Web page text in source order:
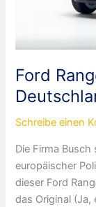
Ford
Schreibe einen
Die Firma
europäischer
dieser Ford
das Original